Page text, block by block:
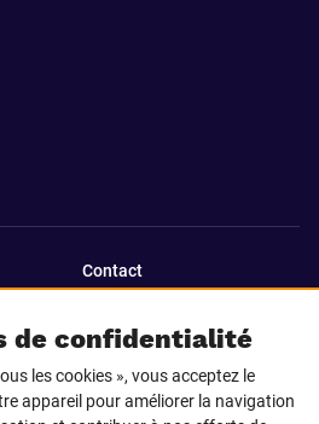
de confidentialité
les cookies », vous acceptez le
appareil pour améliorer la navigation
Contact
LinkedIn